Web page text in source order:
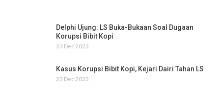
Delphi Ujung: LS Buka-Bukaan Soal Dugaan
Korupsi Bibit Kopi
23 Dec 2023
Kasus Korupsi Bibit Kopi, Kejari Dairi Tahan LS
23 Dec 2023